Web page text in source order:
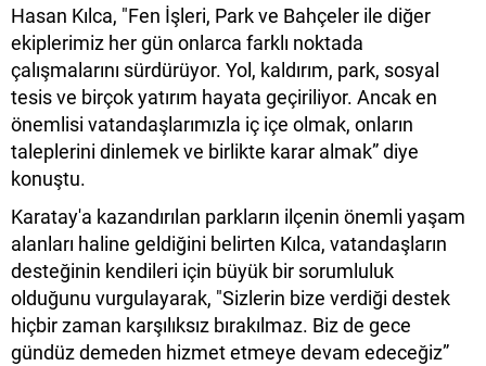
Hasan Kılca, "Fen İşleri, Park ve Bahçeler ile diğer
ekiplerimiz her gün onlarca farklı noktada
çalışmalarını sürdürüyor. Yol, kaldırım, park, sosyal
tesis ve birçok yatırım hayata geçiriliyor. Ancak en
önemlisi vatandaşlarımızla iç içe olmak, onların
taleplerini dinlemek ve birlikte karar almak” diye
konuştu.
Karatay'a kazandırılan parkların ilçenin önemli yaşam
alanları haline geldiğini belirten Kılca, vatandaşların
desteğinin kendileri için büyük bir sorumluluk
olduğunu vurgulayarak, "Sizlerin bize verdiği destek
hiçbir zaman karşılıksız bırakılmaz. Biz de gece
gündüz demeden hizmet etmeye devam edeceğiz”